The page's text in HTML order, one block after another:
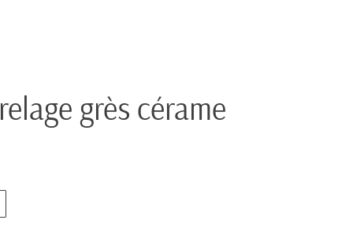
grès cérame